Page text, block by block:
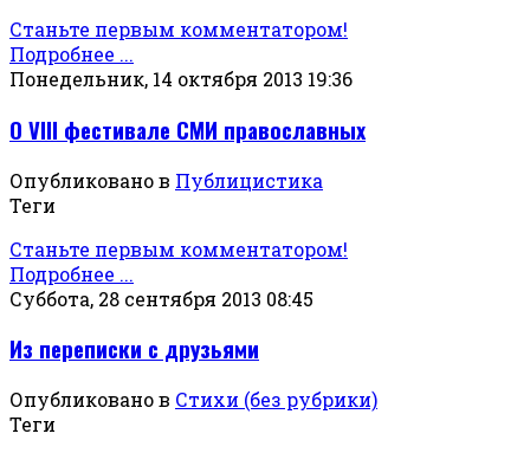
Станьте первым комментатором!
Подробнее ...
Понедельник, 14 октября 2013 19:36
О VIII фестивале СМИ православных
Опубликовано в Публицистика
Теги
Станьте первым комментатором!
Подробнее ...
Суббота, 28 сентября 2013 08:45
Из переписки с друзьями
Опубликовано в Стихи (без рубрики)
Теги